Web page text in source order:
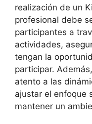
realización de un
profesional debe
participantes a
actividades,
tengan la
participar.
atento a las
ajustar el enfoque
mantener un